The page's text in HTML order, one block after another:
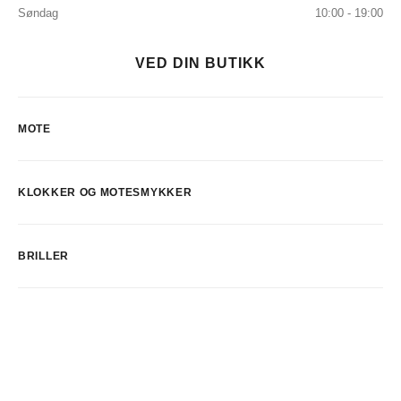
Søndag
10:00 - 19:00
VED DIN BUTIKK
MOTE
KLOKKER OG MOTESMYKKER
BRILLER